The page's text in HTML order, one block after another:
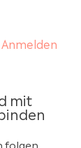
Anmelden
mit
folgen,